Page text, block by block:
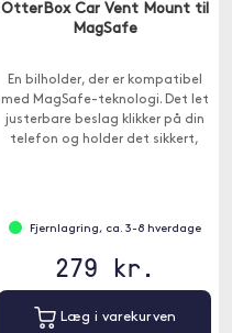
OtterBox Car Vent Mount til
MagSafe
En bilholder, der er kompatibel
med MagSafe-teknologi. Det let
justerbare beslag klikker på din
telefon og holder det sikkert,
Fjernlagring, ca. 3-8 hverdage
279 kr.
Læg i varekurven